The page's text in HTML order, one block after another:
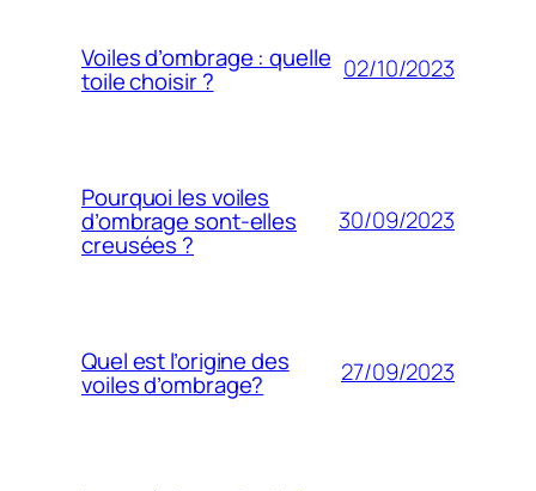
Voiles d’ombrage : quelle
toile choisir ? 02/10/2023
Pourquoi les voiles
d’ombrage sont-elles
creusées ?
30/09/2023
Quel est l’origine des
voiles d’ombrage? 27/09/2023